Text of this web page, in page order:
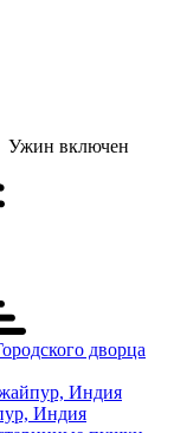
Ужин включен